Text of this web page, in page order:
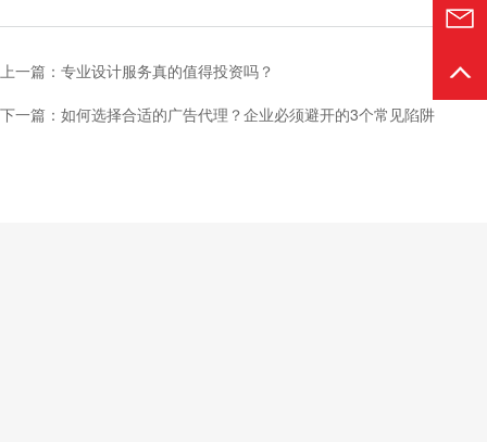
邮箱
返回
上一篇：专业设计服务真的值得投资吗？
下一篇：如何选择合适的广告代理？企业必须避开的3个常见陷阱